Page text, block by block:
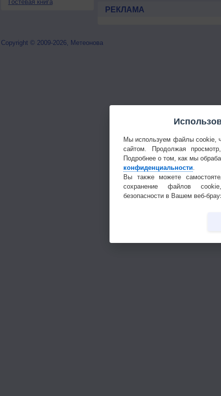
Гостевая книга
РЕКЛАМА
Copyright © 2009-2026, Метеонова
Мы используем файлы cookie,
сайтом. Продолжая
Подробнее о том, как мы
конфиденциальности
Вы также можете
сохранение файлов
безопасности в Вашем веб-